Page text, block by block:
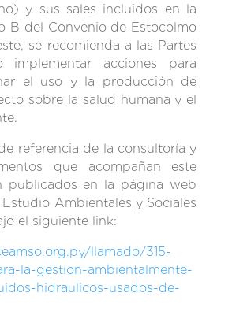
y sus sales incluidos en la
B del Convenio de Estocolmo
se recomienda a las Partes
implementar acciones para
el uso y la producción de
sobre la salud humana y el
referencia de la consultoría y
que acompañan este
publicados en la página web
Ambientales y Sociales
el siguiente link:
llamado/315-
la-gestion-ambientalmente-
hidraulicos-usados-de-